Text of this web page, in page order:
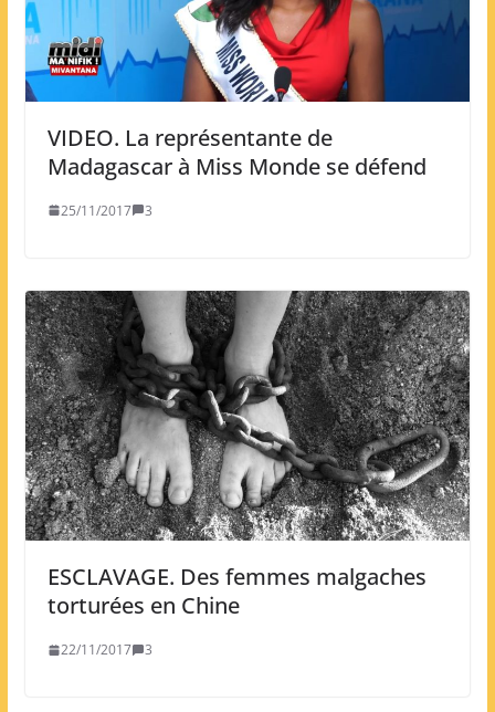
VIDEO. La représentante de
Madagascar à Miss Monde se défend
25/11/2017 3
ESCLAVAGE. Des femmes malgaches
torturées en Chine
22/11/2017 3